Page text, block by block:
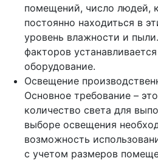
помещений, число людей,
постоянно находиться в
уровень влажности и
факторов
оборудование.
Освещение
Основное требование –
количество света для
выборе освещения
возможность
с учетом размеров